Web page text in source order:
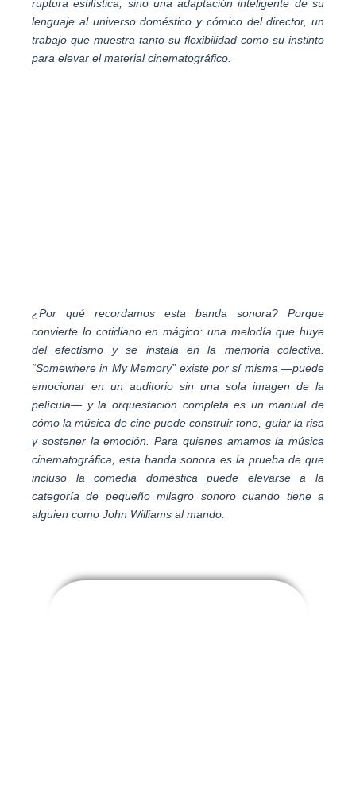
ruptura estilística, sino una adaptación inteligente de su
lenguaje al universo doméstico y cómico del director, un
trabajo que muestra tanto su flexibilidad como su instinto
para elevar el material cinematográfico.
¿Por qué recordamos esta banda sonora? Porque
convierte lo cotidiano en mágico: una melodía que huye
del efectismo y se instala en la memoria colectiva.
“Somewhere in My Memory” existe por sí misma —puede
emocionar en un auditorio sin una sola imagen de la
película— y la orquestación completa es un manual de
cómo la música de cine puede construir tono, guiar la risa
y sostener la emoción. Para quienes amamos la música
cinematográfica, esta banda sonora es la prueba de que
incluso la comedia doméstica puede elevarse a la
categoría de pequeño milagro sonoro cuando tiene a
alguien como John Williams al mando.